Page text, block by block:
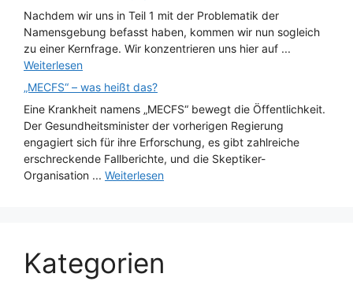
Nachdem wir uns in Teil 1 mit der Problematik der
Namensgebung befasst haben, kommen wir nun sogleich
zu einer Kernfrage. Wir konzentrieren uns hier auf ...
Weiterlesen
„MECFS“ – was heißt das?
Eine Krankheit namens „MECFS“ bewegt die Öffentlichkeit.
Der Gesundheitsminister der vorherigen Regierung
engagiert sich für ihre Erforschung, es gibt zahlreiche
erschreckende Fallberichte, und die Skeptiker-
Organisation ... Weiterlesen
Kategorien